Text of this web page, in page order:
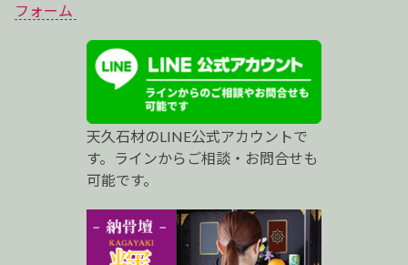
ス
ト
ロ
フォーム
天久石材のLINE公式アカウントで
す。ラインからご相談・お問合せも
可能です。